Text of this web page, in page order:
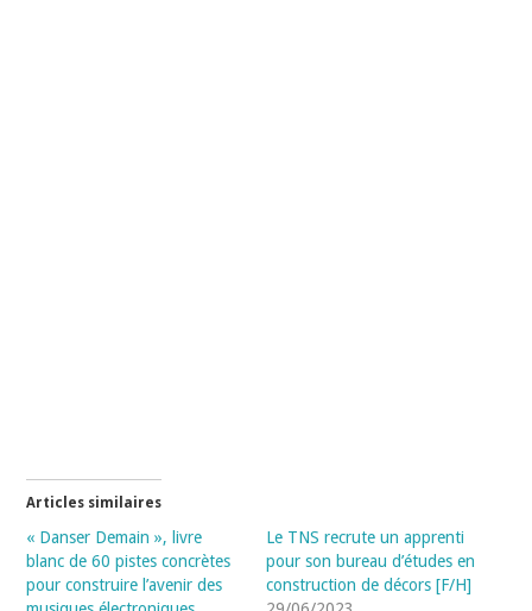
Articles similaires
« Danser Demain », livre
blanc de 60 pistes concrètes
pour construire l’avenir des
Le TNS recrute un apprenti
pour son bureau d’études en
construction de décors [F/H]